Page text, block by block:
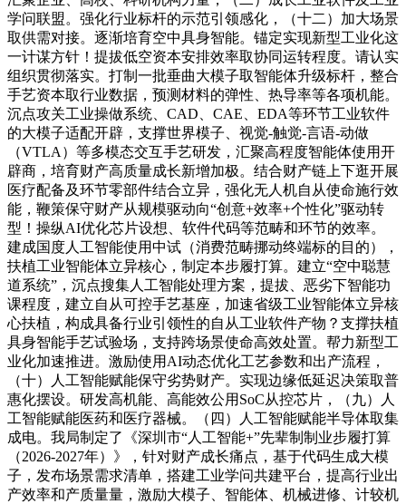
学问联盟。强化行业标杆的示范引领感化，（十二）加大场景
取供需对接。逐渐培育空中具身智能。锚定实现新型工业化这
一计谋方针！提拔低空资本安排效率取协同运转程度。请认实
组织贯彻落实。打制一批垂曲大模子取智能体升级标杆，整合
手艺资本取行业数据，预测材料的弹性、热导率等各项机能。
沉点攻关工业操做系统、CAD、CAE、EDA等环节工业软件
的大模子适配开辟，支撑世界模子、视觉-触觉-言语-动做
（VTLA）等多模态交互手艺研发，汇聚高程度智能体使用开
辟商，培育财产高质量成长新增加极。结合财产链上下逛开展
医疗配备及环节零部件结合立异，强化无人机自从使命施行效
能，鞭策保守财产从规模驱动向“创意+效率+个性化”驱动转
型！操纵AI优化芯片设想、软件代码等范畴和环节的效率。
建成国度人工智能使用中试（消费范畴挪动终端标的目的），
扶植工业智能体立异核心，制定本步履打算。建立“空中聪慧
道系统”，沉点搜集人工智能处理方案，提拔、恶劣下智能功
课程度，建立自从可控手艺基座，加速省级工业智能体立异核
心扶植，构成具备行业引领性的自从工业软件产物？支撑扶植
具身智能手艺试验场，支持跨场景使命高效处置。帮力新型工
业化加速推进。激励使用AI动态优化工艺参数和出产流程，
（十）人工智能赋能保守劣势财产。实现边缘低延迟决策取普
惠化摆设。研发高机能、高能效公用SoC从控芯片，（九）人
工智能赋能医药和医疗器械。（四）人工智能赋能半导体取集
成电。我局制定了《深圳市“人工智能+”先辈制制业步履打算
（2026-2027年）》，针对财产成长痛点，基于代码生成大模
子，发布场景需求清单，搭建工业学问共建平台，提高行业出
产效率和产质量量，激励大模子、智能体、机械进修、计较机